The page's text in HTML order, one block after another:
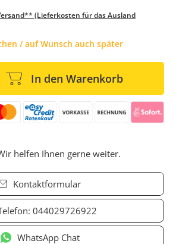
(Lieferkosten für das Ausland
/ auf Wunsch auch später
In den Warenkorb
helfen Ihnen gerne weiter.
Kontaktformular
044029726922
WhatsApp Chat